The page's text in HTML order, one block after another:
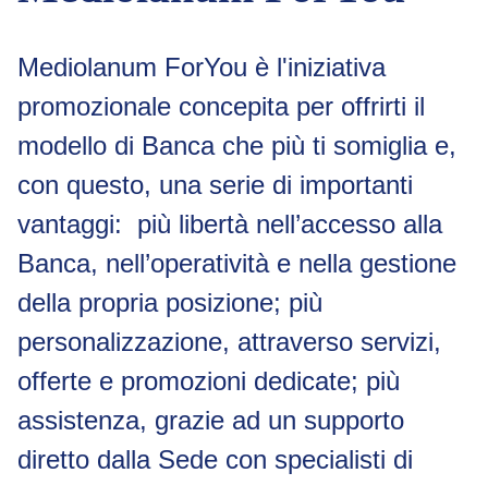
Mediolanum ForYou è l'iniziativa
promozionale concepita per offrirti il
modello di Banca che più ti somiglia e,
con questo, una serie di importanti
vantaggi: più libertà nell’accesso alla
Banca, nell’operatività e nella gestione
della propria posizione; più
personalizzazione, attraverso servizi,
offerte e promozioni dedicate; più
assistenza, grazie ad un supporto
diretto dalla Sede con specialisti di